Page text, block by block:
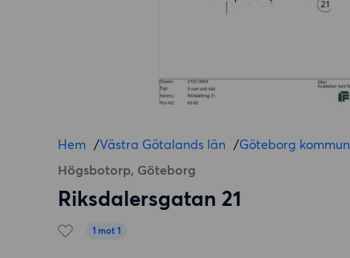
Hem /Västra Götalands län /Göteborg kommun
Högsbotorp, Göteborg
Riksdalersgatan 21
1 mot 1